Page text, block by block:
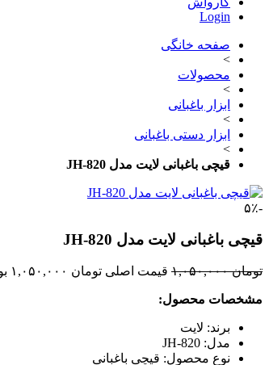
Login
صفحه خانگی
>
محصولات
>
ابزار باغبانی
>
ابزار دستی باغبانی
>
قیچی باغبانی لایت مدل JH-820
-۵٪
قیچی باغبانی لایت مدل JH-820
تومان۱,۰۵۰,۰۰۰ قیمت اصلی تومان ۱,۰۵۰,۰۰۰ بود.
مشخصات محصول:
برند: لایت
مدل: JH-820
نوع محصول: قیچی باغبانی